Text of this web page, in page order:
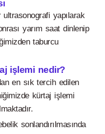
yapılarak
yarım saat dinlenip
taburcu
işlemi nedir?
en sık tercih edilen
kürtaj işlemi
sonlandırılmasında